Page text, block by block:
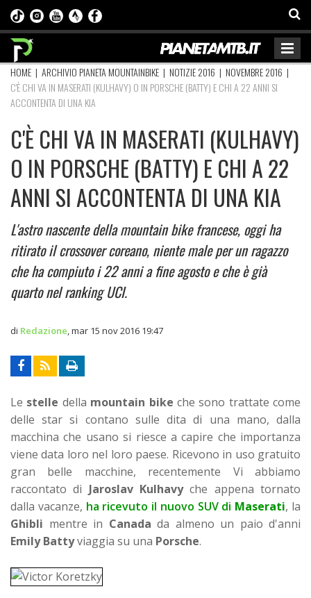
HOME | ARCHIVIO PIANETA MOUNTAINBIKE | NOTIZIE 2016 | NOVEMBRE 2016 |
C'È CHI VA IN MASERATI (KULHAVY) O IN PORSCHE (BATTY) E CHI A 22 ANNI SI
ACCONTENTA DI UNA KIA
C'È CHI VA IN MASERATI (KULHAVY)
O IN PORSCHE (BATTY) E CHI A 22
ANNI SI ACCONTENTA DI UNA KIA
L'astro nascente della mountain bike francese, oggi ha
ritirato il crossover coreano, niente male per un ragazzo
che ha compiuto i 22 anni a fine agosto e che è già
quarto nel ranking UCI.
di Redazione mar 15 nov 2016 19:47
Le stelle della mountain bike che sono trattate come
delle star si contano sulle dita di una mano, dalla
macchina che usano si riesce a capire che importanza
viene data loro nel loro paese. Ricevono in uso gratuito
gran belle macchine, recentemente Vi abbiamo
raccontato di Jaroslav Kulhavyche appena tornato
dalla vacanze, ha ricevuto il nuovo SUV di Maserati, la
Ghibli mentre in Canada da almeno un paio d'anni
Emily Battyviaggia su una Porsche.